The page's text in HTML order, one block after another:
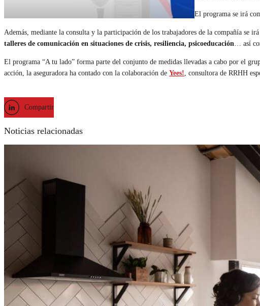
El programa se irá
Además, mediante la consulta y la participación de los trabajadores de la compañía se
talleres de comunicación en situaciones de crisis, resiliencia, psicoeducación … así
El programa “A tu lado” forma parte del conjunto de medidas llevadas a cabo por el
acción, la aseguradora ha contado con la colaboración de Yees! , consultora de RRHH
Compartir
Noticias relacionadas